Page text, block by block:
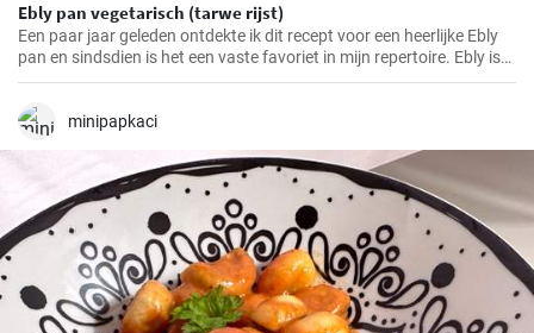
Ebly pan vegetarisch (tarwe rijst)
Een paar jaar geleden ontdekte ik dit recept voor een heerlijke Ebly
pan en sindsdien is het een vaste favoriet in mijn repertoire. Ebly is
een tarweproduct zoals rijst dat een voedzame en smaakvolle
groenten en kruiden maakt het een eenvoudig maar heerlijk
minipapkaci